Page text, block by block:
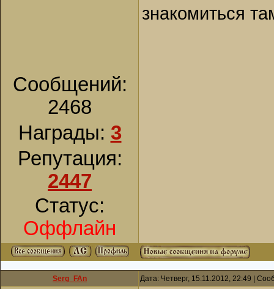
Сообщений:
2468
Награды: 3
Репутация:
2447
Статус:
Оффлайн
знакомиться
Serg_FAn Дата: Четверг, 15.11.2012, 22:49 |